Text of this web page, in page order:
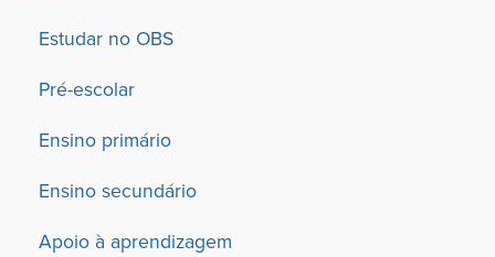
Estudar no OBS
Pré-escolar
Ensino primário
Ensino secundário
Apoio à aprendizagem